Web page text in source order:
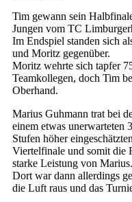
Tim gewann sein
Jungen vom TC
Im Endspiel standen sich
und Moritz gegenüber.
Moritz wehrte sich tapfer
Teamkollegen, doch Tim
Oberhand.
Marius Guhmann trat bei
einem etwas unerwarteten
Stufen höher
Viertelfinale und somit die
starke Leistung von Marius.
Dort war dann allerdings
die Luft raus und das